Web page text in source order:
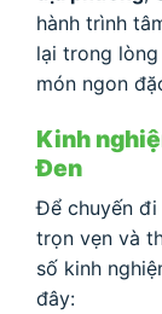
hành trình
lại trong
món ngon
Kinh
Đen
Để chuyến đi
trọn vẹn và
số kinh
đây: